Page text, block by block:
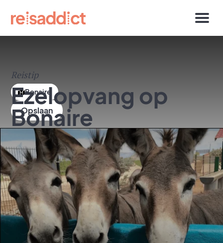
Bonaire
Reistip
Ezelopvang op
Bonaire